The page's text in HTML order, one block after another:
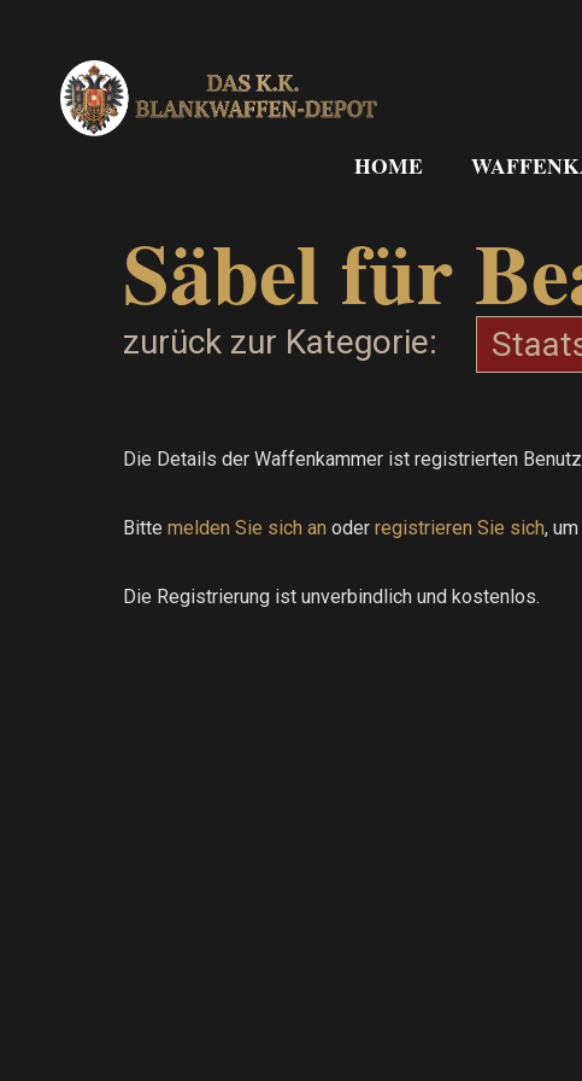
Inhalt
springen
HOME
Säbel für
zurück zur Kategorie:
Die Details der Waffenkammer ist registrierten
Bitte melden Sie sich an oder registrieren Sie sich,
Die Registrierung ist unverbindlich und kostenlos.